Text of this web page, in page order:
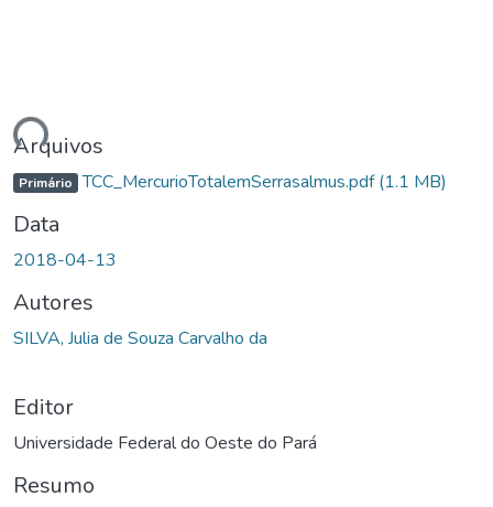
Arquivos
Primário TCC_MercurioTotalemSerrasalmus.pdf(1.1 MB)
Data
2018-04-13
Autores
SILVA, Julia de Souza Carvalho da
Editor
Universidade Federal do Oeste do Pará
Resumo